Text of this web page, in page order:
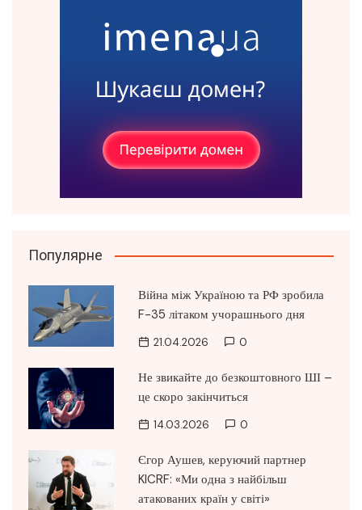
Популярне
Війна між Україною та РФ зробила
F-35 літаком учорашнього дня
21.04.2026 0
Не звикайте до безкоштовного ШІ –
це скоро закінчиться
14.03.2026 0
Єгор Аушев, керуючий партнер
KICRF: «Ми одна з найбільш
атакованих країн у світі»